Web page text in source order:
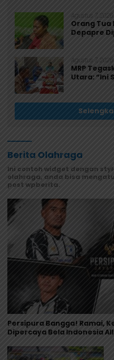
Agustus 7, 2026
Orang Tua
Depapre
Agustus 7, 2026
MRP
Utara: “Ini
Berita Olahraga
Ini contoh widget dengan
olahraga, anda bisa
post wpberita.
Persipura Bangga! Ramai,
Dipercaya Bela Indonesia